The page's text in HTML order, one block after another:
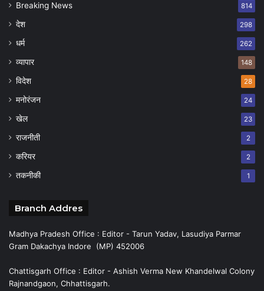
Breaking News 814
देश 298
धर्म 262
व्यापार 148
विदेश 28
मनोरंजन 24
खेल 23
राजनीती 2
करियर 2
तकनीकी 1
Branch Addres
Madhya Pradesh Office : Editor - Tarun Yadav, Lasudiya Parmar
Gram Dakachya Indore (MP) 452006
Chattisgarh Office : Editor - Ashish Verma New Khandelwal Colony
Rajnandgaon, Chhattisgarh.